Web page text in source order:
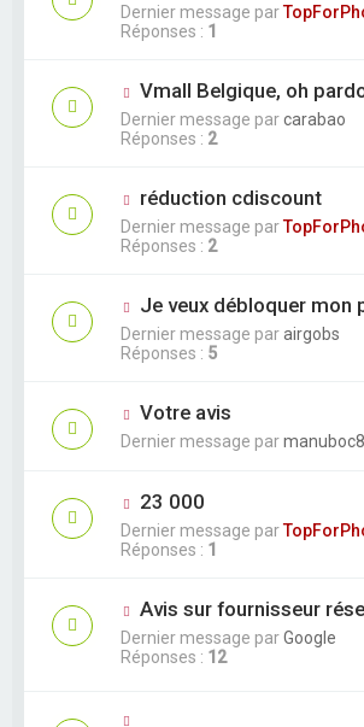
Dernier message par
Réponses : 1
Vmall Belgique, oh
Dernier message parcarabao
Réponses : 2
réduction cdiscount
Dernier message par
Réponses : 2
Je veux débloquer mon
Dernier message parairgobs
Réponses : 5
Votre avis
Dernier message par
23 000
Dernier message par
Réponses : 1
Avis sur fournisseur
Dernier message parGoogle
Réponses : 12